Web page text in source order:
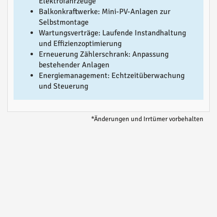
Balkonkraftwerke: Mini-PV-Anlagen zur
Selbstmontage
Wartungsverträge: Laufende Instandhaltung
und Effizienzoptimierung
Erneuerung Zählerschrank: Anpassung
bestehender Anlagen
Energiemanagement: Echtzeitüberwachung
und Steuerung
*Änderungen und Irrtümer vorbehalten